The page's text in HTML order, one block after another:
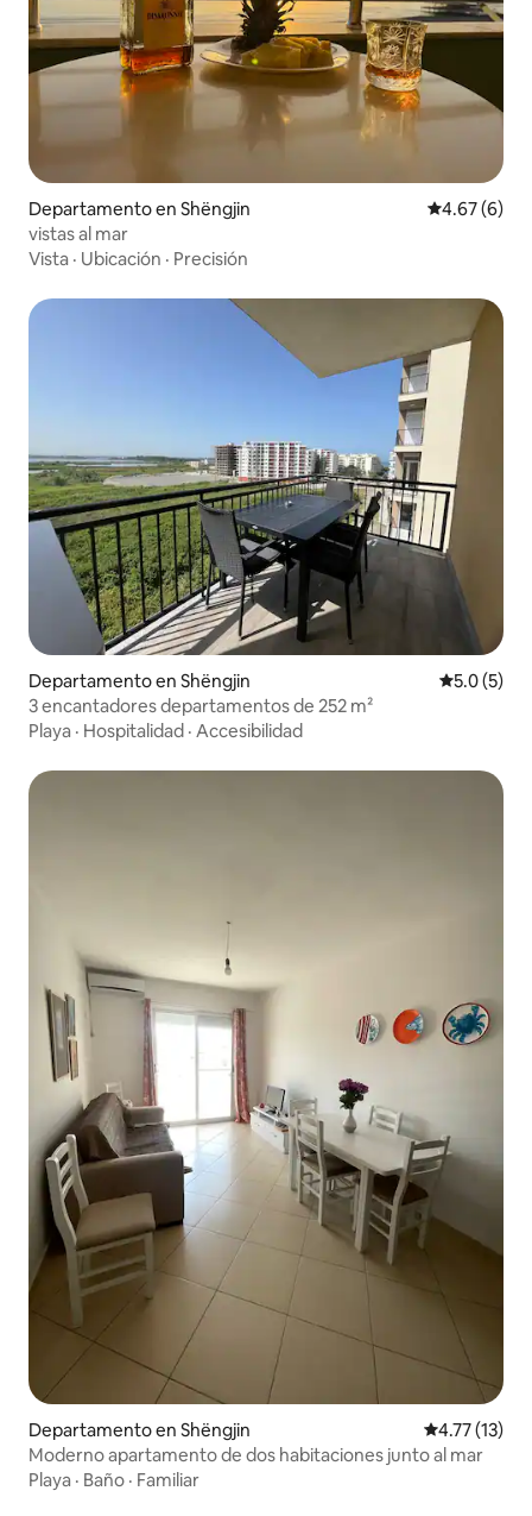
Departamento en Shëngjin Calificación
4.67 (6)
vistas al mar
Vista · Ubicación · Precisión
Departamento en Shëngjin
5.0 (5)
3 encantadores departamentos de 252 m²
Playa · Hospitalidad · Accesibilidad
Departamento en Shëngjin Calificación
4.77 (13)
Moderno apartamento de dos habitaciones junto al mar
Playa · Baño · Familiar